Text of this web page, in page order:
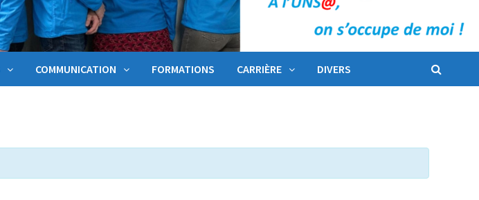
COMMUNICATION FORMATIONS CARRIÈRE DIVERS